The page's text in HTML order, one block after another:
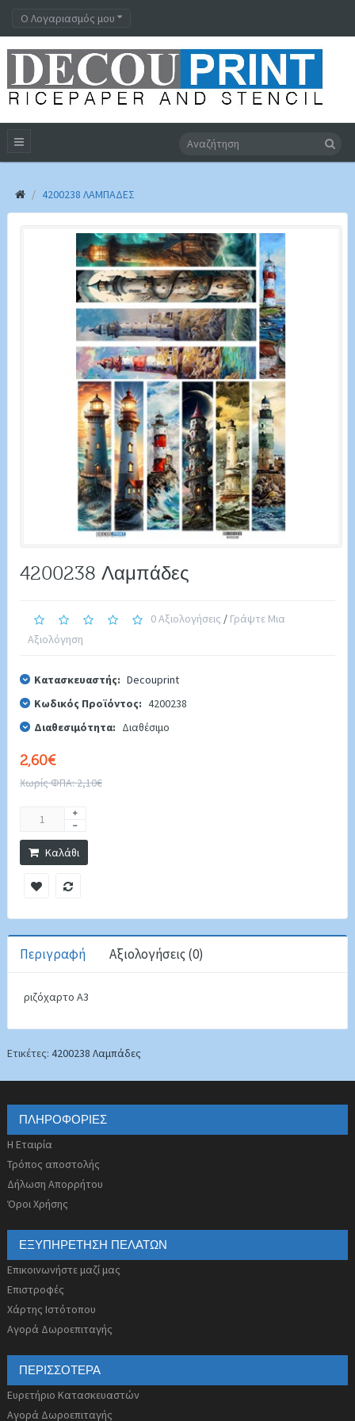
Ο Λογαριασμός μου
4200238 ΛΑΜΠΆΔΕΣ
4200238 Λαμπάδες
0 Αξιολογήσεις / Γράψτε Μια
Αξιολόγηση
Κατασκευαστής: Decouprint
Κωδικός Προϊόντος: 4200238
Διαθεσιμότητα: Διαθέσιμο
2,60€
Χωρίς ΦΠΑ: 2,10€
Καλάθι
Περιγραφή Αξιολογήσεις (0)
ριζόχαρτο Α3
Ετικέτες: 4200238 Λαμπάδες
ΠΛΗΡΟΦΟΡΊΕΣ
Η Εταιρία
Τρόπος αποστολής
Δήλωση Απορρήτου
Όροι Χρήσης
ΕΞΥΠΗΡΈΤΗΣΗ ΠΕΛΑΤΏΝ
Επικοινωνήστε μαζί μας
Επιστροφές
Χάρτης Ιστότοπου
Αγορά Δωροεπιταγής
ΠΕΡΙΣΣΌΤΕΡΑ
Ευρετήριο Κατασκευαστών
Αγορά Δωροεπιταγής